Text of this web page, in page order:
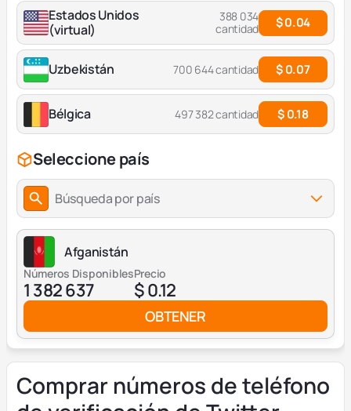
Estados Unidos
(virtual)
388 034
cantidad
$ 0.04
Uzbekistán 700 644 cantidad $ 0.07
Bélgica 497 382 cantidad $ 0.18
Seleccione país
Búsqueda por país
Afganistán
Números Disponibles
1 382 637
Precio
$ 0.12
OBTENER
Comprar números de teléfono